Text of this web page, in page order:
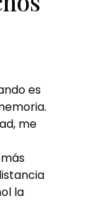
es
me
la